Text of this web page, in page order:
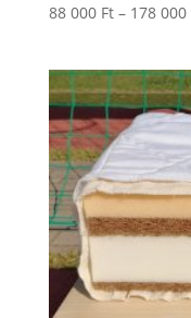
88 000 Ft – 178 000